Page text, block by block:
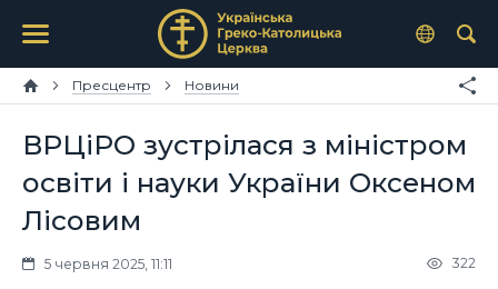
Пресцентр Новини
ВРЦіРО зустрілася з міністром
освіти і науки України Оксеном
Лісовим
5 червня 2025, 11:11 322